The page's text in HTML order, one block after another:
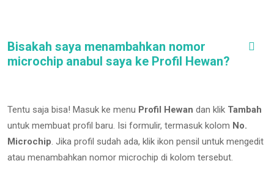
Bisakah saya menambahkan nomor
microchip anabul saya ke Profil Hewan?
Tentu saja bisa! Masuk ke menu Profil Hewan dan klik Tambah
untuk membuat profil baru. Isi formulir, termasuk kolom No.
Microchip. Jika profil sudah ada, klik ikon pensil untuk mengedit
atau menambahkan nomor microchip di kolom tersebut.